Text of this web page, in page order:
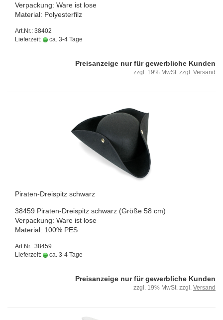
Ver­pa­ckung: Ware ist lose
Ma­te­ri­al: Po­ly­es­ter­filz
Art.Nr.: 38402
Lieferzeit:
ca. 3-4 Tage
Preisanzeige nur für gewerbliche Kunden
zzgl. 19% MwSt. zzgl. Versand
Piraten-​​Drei­spitz schwarz
38459 Piraten-​Dreispitz schwarz (Größe 58 cm)
Ver­pa­ckung: Ware ist lose
Ma­te­ri­al: 100% PES
Art.Nr.: 38459
Lieferzeit:
ca. 3-4 Tage
Preisanzeige nur für gewerbliche Kunden
zzgl. 19% MwSt. zzgl. Versand